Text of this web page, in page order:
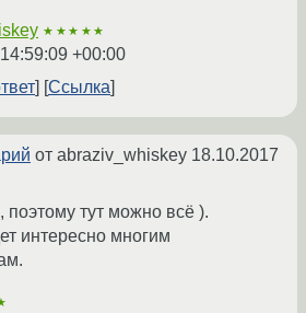
★★★★★
+00:00
Ссылка
от abraziv_whiskey 18.10.2017
поэтому тут можно всё ).
интересно многим